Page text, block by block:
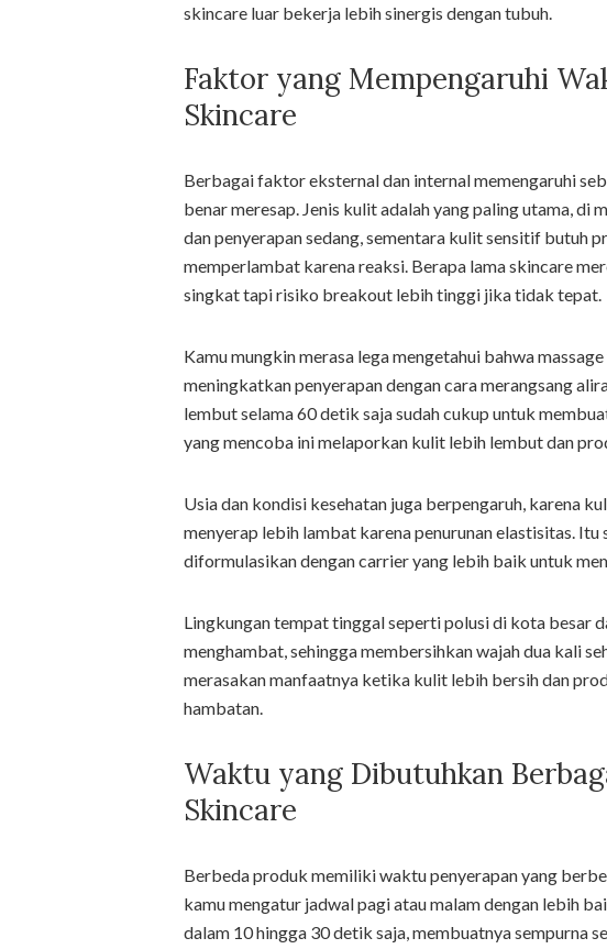
skincare luar bekerja lebih sinergis dengan tubuh.
Faktor yang Mempengaruhi
Skincare
Berbagai faktor eksternal dan internal memengaruhi
benar meresap. Jenis kulit adalah yang paling utama, di
dan penyerapan sedang, sementara kulit sensitif butuh
memperlambat karena reaksi. Berapa lama skincare
singkat tapi risiko breakout lebih tinggi jika tidak tepat.
Kamu mungkin merasa lega mengetahui bahwa
meningkatkan penyerapan dengan cara merangsang
lembut selama 60 detik saja sudah cukup untuk
yang mencoba ini melaporkan kulit lebih lembut dan
Usia dan kondisi kesehatan juga berpengaruh, karena
menyerap lebih lambat karena penurunan elastisitas.
diformulasikan dengan carrier yang lebih baik untuk
Lingkungan tempat tinggal seperti polusi di kota besar
menghambat, sehingga membersihkan wajah dua kali
merasakan manfaatnya ketika kulit lebih bersih dan
hambatan.
Waktu yang Dibutuhkan
Skincare
Berbeda produk memiliki waktu penyerapan yang
kamu mengatur jadwal pagi atau malam dengan lebih
dalam 10 hingga 30 detik saja, membuatnya sempurna